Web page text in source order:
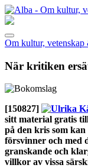
Om kultur, vetenskap
När kritiken
[150827]
sitt material gratis
på den kris som
försvinner och med
granskande och
villkor av vissa